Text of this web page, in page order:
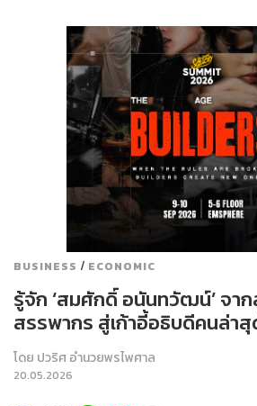
BUSINESS / ECONOMIC
รู้จัก ‘สมศักดิ์ อนันทวัฒน์’ จา
สรรพากร สู่เก้าอี้อธิบดีคนล่า
โดย ปวริศ อำนวยพรไพศาล
20.05.2026